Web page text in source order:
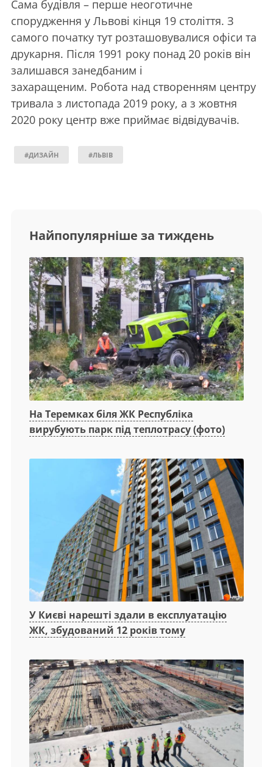
Сама будівля – перше неоготичне
спорудження у Львові кінця 19 століття. З
самого початку тут розташовувалися офіси та
друкарня. Після 1991 року понад 20 років він
залишався занедбаним і
захаращеним. Робота над створенням центру
тривала з листопада 2019 року, а з жовтня
2020 року центр вже приймає відвідувачів.
#ДИЗАЙН #ЛЬВІВ
Найпопулярніше за тиждень
На Теремках біля ЖК Республіка
вирубують парк під теплотрасу (фото)
У Києві нарешті здали в експлуатацію
ЖК, збудований 12 років тому